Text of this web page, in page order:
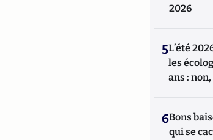
2026
5L’été
les
ans :
6Bons
qui se